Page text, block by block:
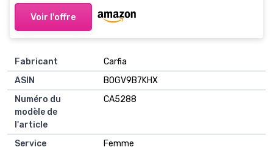
Voir l'offre
Fabricant
Carfia
ASIN
B0GV9B7KHX
Numéro du
modèle de
l'article
CA5288
Service
Femme